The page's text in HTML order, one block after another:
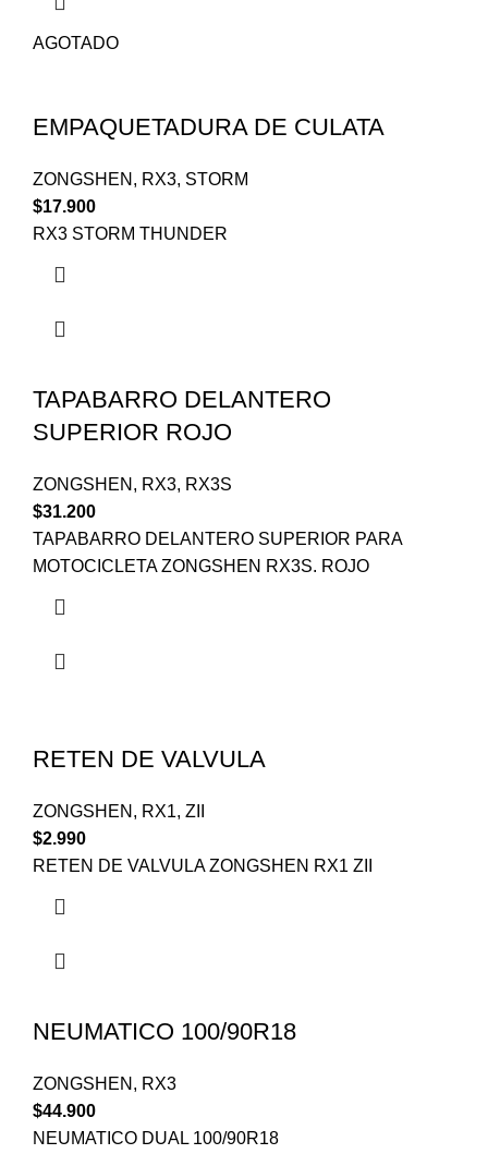
AGOTADO
EMPAQUETADURA DE CULATA
ZONGSHEN , RX3, STORM
$17.900
RX3 STORM THUNDER
TAPABARRO DELANTERO
SUPERIOR ROJO
ZONGSHEN , RX3, RX3S
$31.200
TAPABARRO DELANTERO SUPERIOR PARA
MOTOCICLETA ZONGSHEN RX3S. ROJO
RETEN DE VALVULA
ZONGSHEN , RX1, ZII
$2.990
RETEN DE VALVULA ZONGSHEN RX1 ZII
NEUMATICO 100/90R18
ZONGSHEN , RX3
$44.900
NEUMATICO DUAL 100/90R18